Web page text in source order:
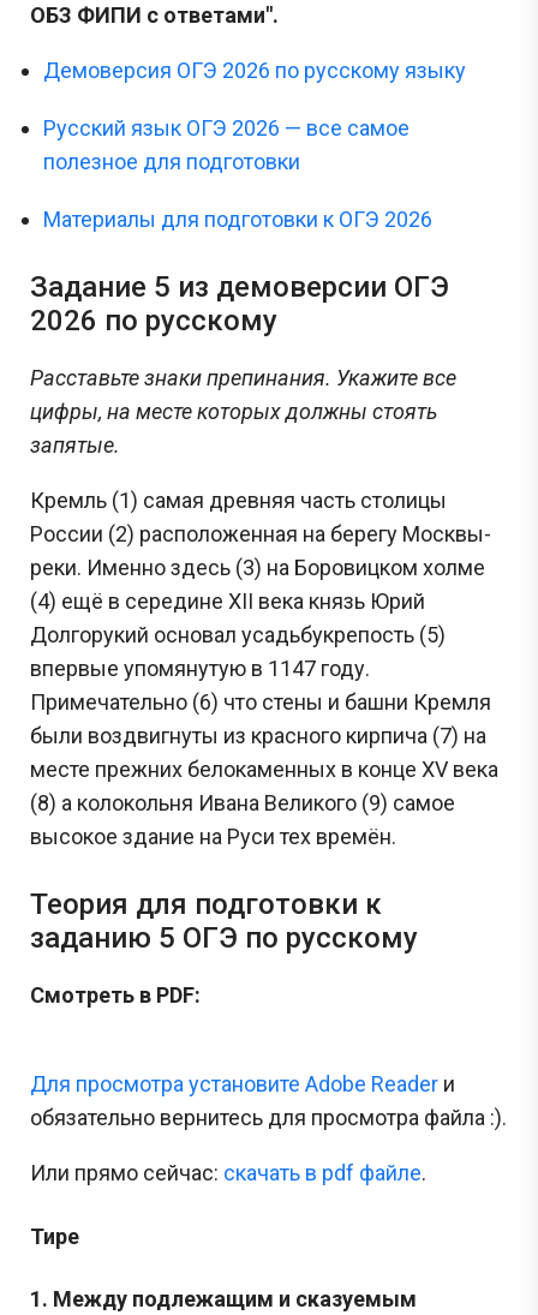
ОБЗ ФИПИ с ответами".
Демоверсия ОГЭ 2026 по русскому языку
Русский язык ОГЭ 2026 — все самое
полезное для подготовки
Материалы для подготовки к ОГЭ 2026
Задание 5 из демоверсии ОГЭ
2026 по русскому
Расставьте знаки препинания. Укажите все
цифры, на месте которых должны стоять
запятые.
Кремль (1) самая древняя часть столицы
России (2) расположенная на берегу Москвы-
реки. Именно здесь (3) на Боровицком холме
(4) ещё в середине XII века князь Юрий
Долгорукий основал усадьбукрепость (5)
впервые упомянутую в 1147 году.
Примечательно (6) что стены и башни Кремля
были воздвигнуты из красного кирпича (7) на
месте прежних белокаменных в конце XV века
(8) а колокольня Ивана Великого (9) самое
высокое здание на Руси тех времён.
Теория для подготовки к
заданию 5 ОГЭ по русскому
Смотреть в PDF:
Для просмотра установите Adobe Reader и
обязательно вернитесь для просмотра файла :).
Или прямо сейчас: cкачать в pdf файле.
Тире
1. Между подлежащим и сказуемым